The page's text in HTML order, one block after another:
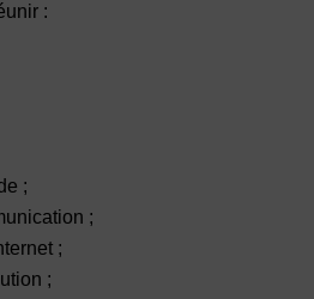
:
;
;
;
;